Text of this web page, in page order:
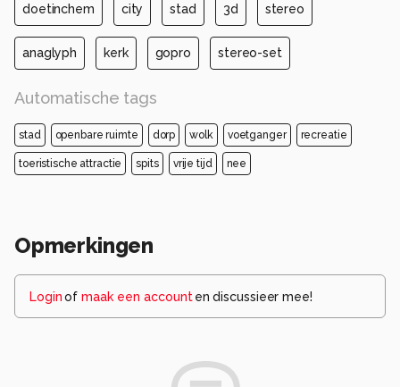
doetinchem city stad 3d stereo
anaglyph kerk gopro stereo-set
Automatische tags
stad openbare ruimte dorp wolk voetganger recreatie
toeristische attractie spits vrije tijd nee
Opmerkingen
Loginof maak een account en discussieer mee!